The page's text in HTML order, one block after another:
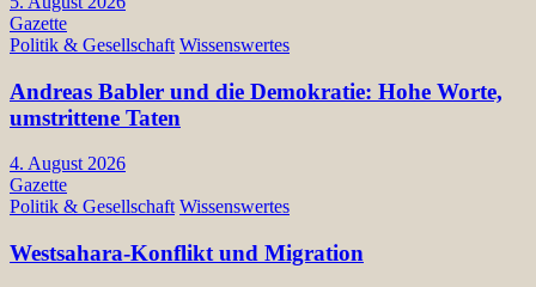
Gazette
Politik & Gesellschaft Wissenswertes
Andreas Babler und die Demokratie: Hohe Worte,
umstrittene Taten
4. August 2026
Gazette
Politik & Gesellschaft Wissenswertes
Westsahara-Konflikt und Migration